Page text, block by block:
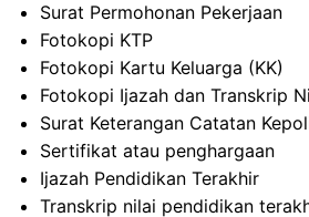
Surat Permohonan Pekerjaan
Fotokopi KTP
Fotokopi Kartu Keluarga (KK)
Fotokopi Ijazah dan Transkrip
Surat Keterangan Catatan
Sertifikat atau penghargaan
Ijazah Pendidikan Terakhir
Transkrip nilai pendidikan